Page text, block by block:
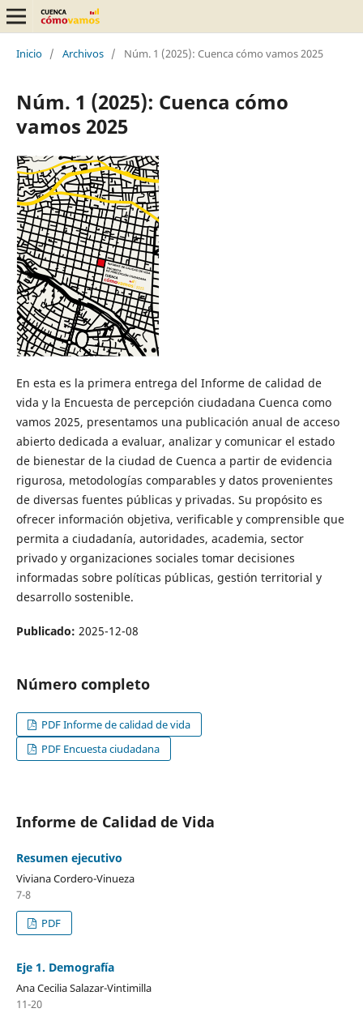
Inicio / Archivos / Núm. 1 (2025): Cuenca cómo vamos 2025
Núm. 1 (2025): Cuenca cómo
vamos 2025
En esta es la primera entrega del Informe de calidad de
vida y la Encuesta de percepción ciudadana Cuenca como
vamos 2025, presentamos una publicación anual de acceso
abierto dedicada a evaluar, analizar y comunicar el estado
de bienestar de la ciudad de Cuenca a partir de evidencia
rigurosa, metodologías comparables y datos provenientes
de diversas fuentes públicas y privadas. Su propósito es
ofrecer información objetiva, verificable y comprensible que
permita a ciudadanía, autoridades, academia, sector
privado y organizaciones sociales tomar decisiones
informadas sobre políticas públicas, gestión territorial y
desarrollo sostenible.
Publicado: 2025-12-08
Número completo
PDF Informe de calidad de vida
PDF Encuesta ciudadana
Informe de Calidad de Vida
Resumen ejecutivo
Viviana Cordero-Vinueza
7-8
PDF
Eje 1. Demografía
Ana Cecilia Salazar-Vintimilla
11-20